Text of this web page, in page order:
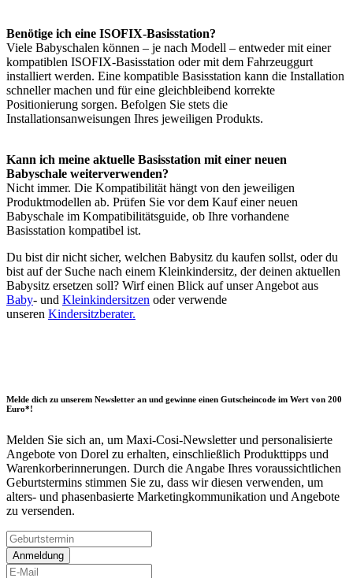
Benötige ich eine ISOFIX-Basisstation?
Viele Babyschalen können – je nach Modell – entweder mit einer
kompatiblen ISOFIX-Basisstation oder mit dem Fahrzeuggurt
installiert werden. Eine kompatible Basisstation kann die Installation
schneller machen und für eine gleichbleibend korrekte
Positionierung sorgen. Befolgen Sie stets die
Installationsanweisungen Ihres jeweiligen Produkts.
Kann ich meine aktuelle Basisstation mit einer neuen
Babyschale weiterverwenden?
Nicht immer. Die Kompatibilität hängt von den jeweiligen
Produktmodellen ab. Prüfen Sie vor dem Kauf einer neuen
Babyschale im Kompatibilitätsguide, ob Ihre vorhandene
Basisstation kompatibel ist.
Du bist dir nicht sicher, welchen Babysitz du kaufen sollst, oder du
bist auf der Suche nach einem Kleinkindersitz, der deinen aktuellen
Babysitz ersetzen soll? Wirf einen Blick auf unser Angebot aus
Baby- und Kleinkindersitzen oder verwende
unseren Kindersitzberater.
Melde dich zu unserem Newsletter an und gewinne einen Gutscheincode im Wert von 200
Euro*!
Melden Sie sich an, um Maxi-Cosi-Newsletter und personalisierte
Angebote von Dorel zu erhalten, einschließlich Produkttipps und
Warenkorberinnerungen. Durch die Angabe Ihres voraussichtlichen
Geburtstermins stimmen Sie zu, dass wir diesen verwenden, um
alters- und phasenbasierte Marketingkommunikation und Angebote
zu versenden.
Anmeldung